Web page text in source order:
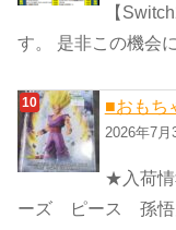
【
す。 是非この機会
■おもち
2026年7
★入荷情
ーズ ピース 孫悟